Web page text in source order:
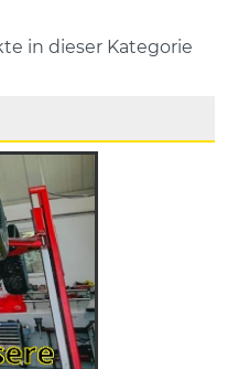
in dieser Kategorie